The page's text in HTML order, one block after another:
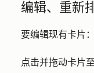
编辑、重新
要编辑现有卡片：
点击并拖动卡片